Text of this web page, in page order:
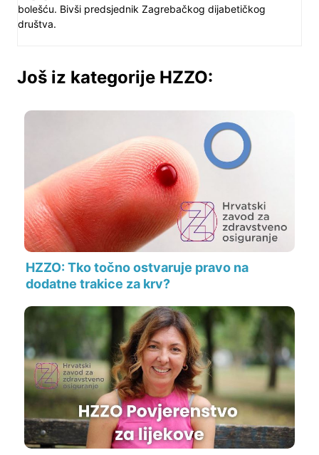
bolešću. Bivši predsjednik Zagrebačkog dijabetičkog
društva.
Još iz kategorije HZZO:
HZZO: Tko točno ostvaruje pravo na
dodatne trakice za krv?